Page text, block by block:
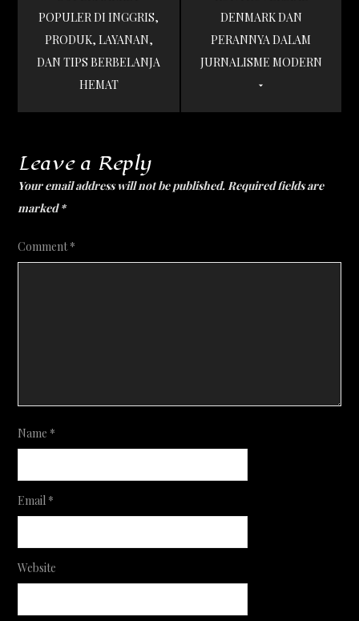
POPULER DI INGGRIS,
PRODUK, LAYANAN,
DAN TIPS BERBELANJA
HEMAT
DENMARK DAN
PERANNYA DALAM
JURNALISME MODERN
Leave a Reply
Your email address will not be published. Required fields are
marked*
Comment*
Name *
Email *
Website